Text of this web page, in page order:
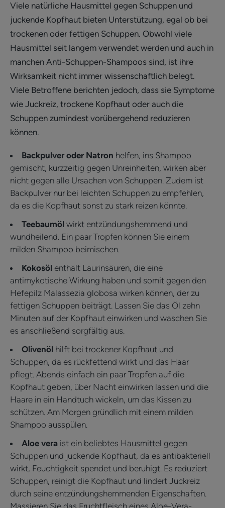
Viele natürliche Hausmittel gegen Schuppen und
juckende Kopfhaut bieten Unterstützung, egal ob bei
trockenen oder fettigen Schuppen. Obwohl viele
Hausmittel seit langem verwendet werden und auch in
manchen Anti-Schuppen-Shampoos sind, ist ihre
Wirksamkeit nicht immer wissenschaftlich belegt.
Viele Betroffene berichten jedoch, dass sie Symptome
wie Juckreiz, trockene Kopfhaut oder auch die
Schuppen zumindest vorübergehend reduzieren
können.
Backpulver oder Natron helfen, ins Shampoo
gemischt, kurzzeitig gegen Unreinheiten, wirken aber
nicht gegen alle Ursachen von Schuppen. Zudem ist
Backpulver nur bei leichten Schuppen zu empfehlen,
da es die Kopfhaut sonst zu stark reizen könnte.
Teebaumöl wirkt entzündungshemmend und
wundheilend. Ein paar Tropfen können Sie einem
milden Shampoo beimischen.
Kokosöl enthält Laurinsäuren, die eine
antimykotische Wirkung haben und somit gegen den
Hefepilz Malassezia globosa wirken können, der zu
fettigen Schuppen beiträgt. Lassen Sie das Öl zehn
Minuten auf der Kopfhaut einwirken und waschen Sie
es anschließend sorgfältig aus.
Olivenöl hilft bei trockener Kopfhaut und
Schuppen, da es rückfettend wirkt und das Haar
pflegt. Abends einfach ein paar Tropfen auf die
Kopfhaut geben, über Nacht einwirken lassen und die
Haare in ein Handtuch wickeln, um das Kissen zu
schützen. Am Morgen gründlich mit einem milden
Shampoo ausspülen.
Aloe vera ist ein beliebtes Hausmittel gegen
Schuppen und juckende Kopfhaut, da es antibakteriell
wirkt, Feuchtigkeit spendet und beruhigt. Es reduziert
Schuppen, reinigt die Kopfhaut und lindert Juckreiz
durch seine entzündungshemmenden Eigenschaften.